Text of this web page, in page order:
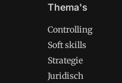
Thema's
Controlling
Soft skills
Strategie
Juridisch